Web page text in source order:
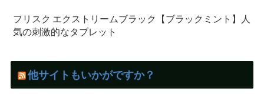
フリスク エクストリームブラック【ブラックミント】人
気の刺激的なタブレット
他サイトもいかがですか？